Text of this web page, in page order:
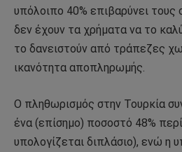
υπόλοιπο 40% επιβαρύνει τους
δεν έχουν τα χρήματα να το
το δανειστούν από τράπεζες
ικανότητα αποπληρωμής.
Ο πληθωρισμός στην Τουρκία
ένα (επίσημο) ποσοστό 48%
υπολογίζεται διπλάσιο), ενώ η